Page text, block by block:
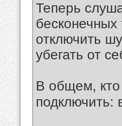
Теперь
отключить
убегать от
В общем, кто
подключить: